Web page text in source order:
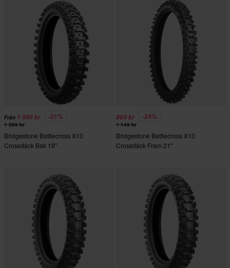
Från 1 099 kr -21%
1 399 kr
Bridgestone Battlecross X10
Crossdäck Bak 19"
869 kr -24%
1 149 kr
Bridgestone Battlecross X10
Crossdäck Fram 21"